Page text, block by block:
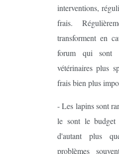
interventions,
frais.
transforment en
forum qui sont
vétérinaires plus
frais bien plus
- Les lapins sont
le sont le budget
d'autant plus
problèmes